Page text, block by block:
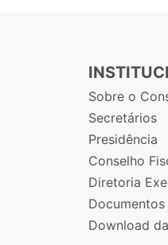
Sobre o
Secretários
Presidência
Conselho
Diretoria
Documentos
Download